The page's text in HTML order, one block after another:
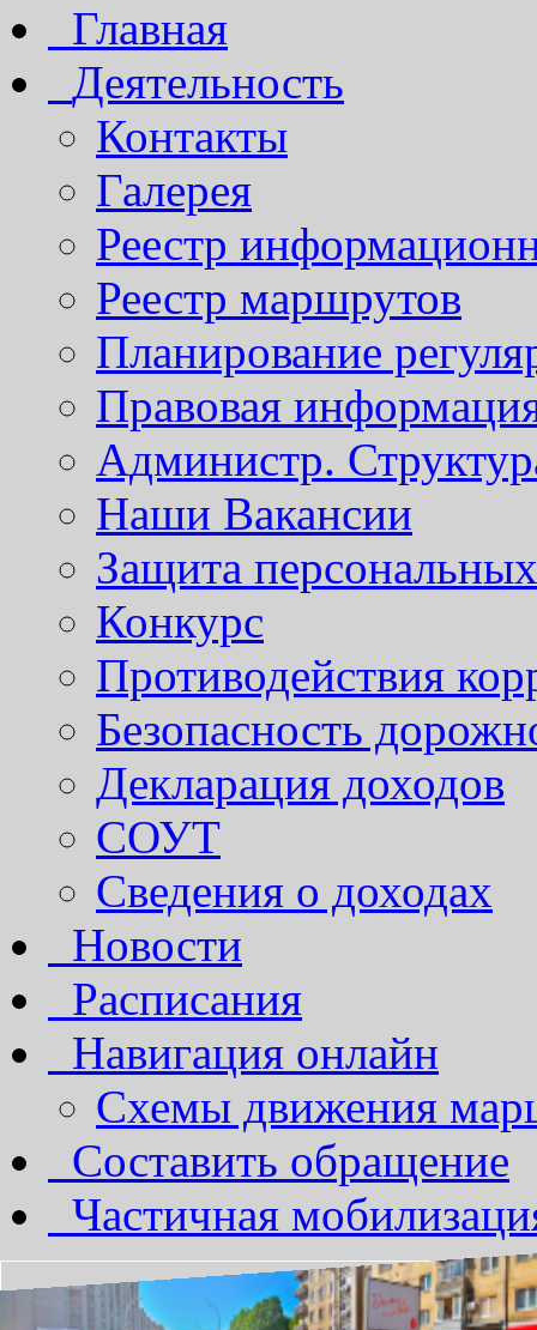
Главная
Деятельность
Контакты
Галерея
Реестр
Реестр маршрутов
Планирование
Правовая
Администр.
Наши Вакансии
Защита
Конкурс
Противодействия
Безопасность
Декларация доходов
СОУТ
Сведения о доходах
Новости
Расписания
Навигация онлайн
Схемы движения
Составить обращение
Частичная